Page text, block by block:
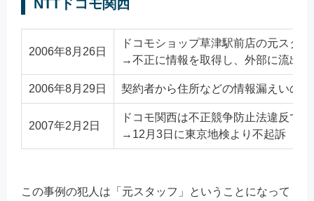
NTTドコモ関西
2006年8月26日
ドコモショップ草津駅前店の元スタ
→不正に情報を取得し、外部に流出
2006年8月29日 契約者から住所などの情報漏えいの
2007年2月2日
ドコモ関西は不正競争防止法違反で
→12月3日に東京地検より不起訴（起
この事例の犯人は「元スタッフ」ということになって